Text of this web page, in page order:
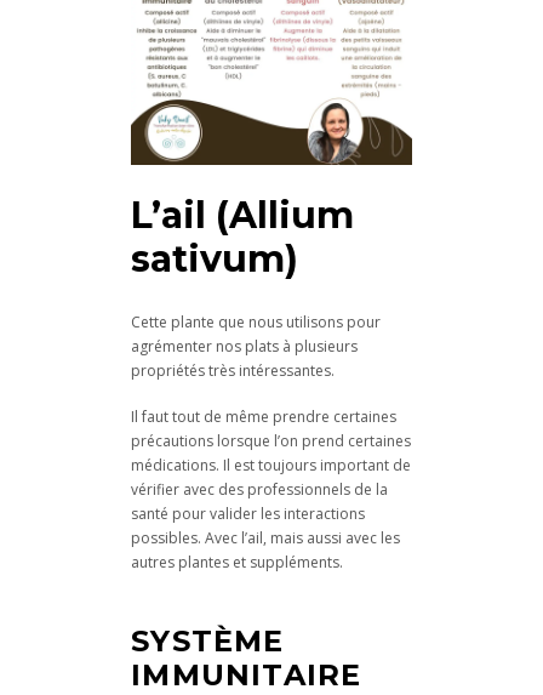
L’ail (Allium
sativum)
Cette plante que nous utilisons pour
agrémenter nos plats à plusieurs
propriétés très intéressantes.
Il faut tout de même prendre certaines
précautions lorsque l’on prend certaines
médications. Il est toujours important de
vérifier avec des professionnels de la
santé pour valider les interactions
possibles. Avec l’ail, mais aussi avec les
autres plantes et suppléments.
SYSTÈME
IMMUNITAIRE